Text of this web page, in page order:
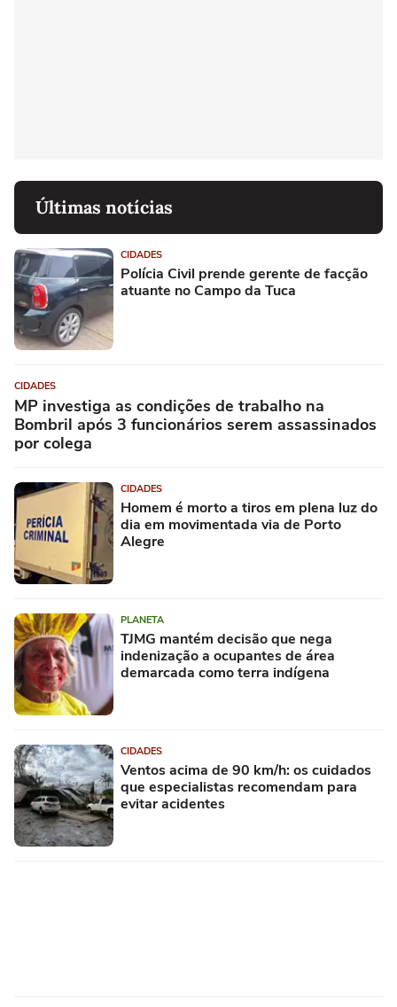
Últimas notícias
CIDADES
Polícia Civil prende gerente de facção
atuante no Campo da Tuca
CIDADES
MP investiga as condições de trabalho na
Bombril após 3 funcionários serem assassinados
por colega
CIDADES
Homem é morto a tiros em plena luz do
dia em movimentada via de Porto
Alegre
PLANETA
TJMG mantém decisão que nega
indenização a ocupantes de área
demarcada como terra indígena
CIDADES
Ventos acima de 90 km/h: os cuidados
que especialistas recomendam para
evitar acidentes